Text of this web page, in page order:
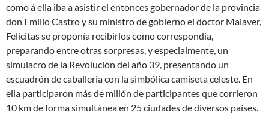
como á ella iba a asistir el entonces gobernador de la provincia
don Emilio Castro y su ministro de gobierno el doctor Malaver,
Felicitas se proponía recibirlos como correspondia,
preparando entre otras sorpresas, y especialmente, un
simulacro de la Revolución del año 39, presentando un
escuadrón de caballeria con la simbólica camiseta celeste. En
ella participaron más de millón de participantes que corrieron
10 km de forma simultánea en 25 ciudades de diversos países.